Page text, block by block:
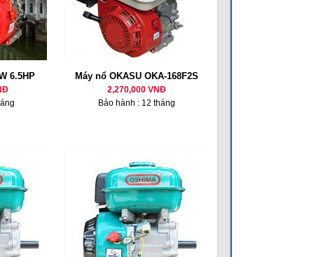
6.5HP Máy nổ OKASU OKA-168F2S
2,270,000 VNĐ
Bảo hành : 12 tháng